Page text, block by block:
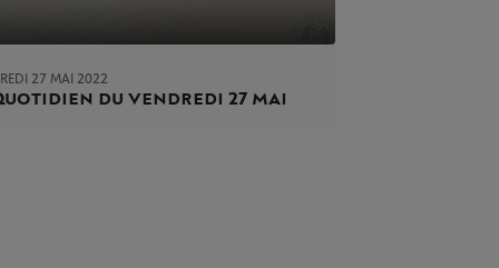
27 MAI 2022
du vendredi 27 mai